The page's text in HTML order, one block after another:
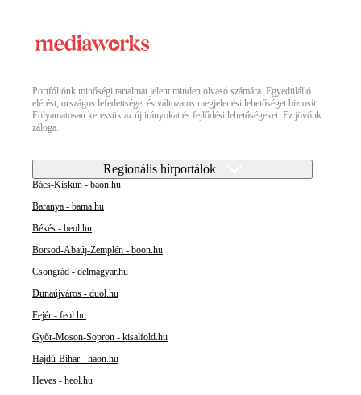
Portfóliónk minőségi tartalmat jelent minden olvasó számára. Egyedülálló
elérést, országos lefedettséget és változatos megjelenési lehetőséget biztosít.
Folyamatosan keressük az új irányokat és fejlődési lehetőségeket. Ez jövőnk
záloga.
Regionális hírportálok
Bács-Kiskun - baon.hu
Baranya - bama.hu
Békés - beol.hu
Borsod-Abaúj-Zemplén - boon.hu
Csongrád - delmagyar.hu
Dunaújváros - duol.hu
Fejér - feol.hu
Győr-Moson-Sopron - kisalfold.hu
Hajdú-Bihar - haon.hu
Heves - heol.hu